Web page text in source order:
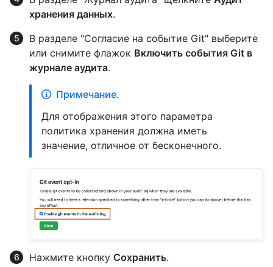
хранения данных.
В разделе "Согласие на событие Git" выберите
или снимите флажок Включить события Git в
журнале аудита.
Примечание.
Для отображения этого параметра
политика хранения должна иметь
значение, отличное от бесконечного.
Нажмите кнопку Сохранить.